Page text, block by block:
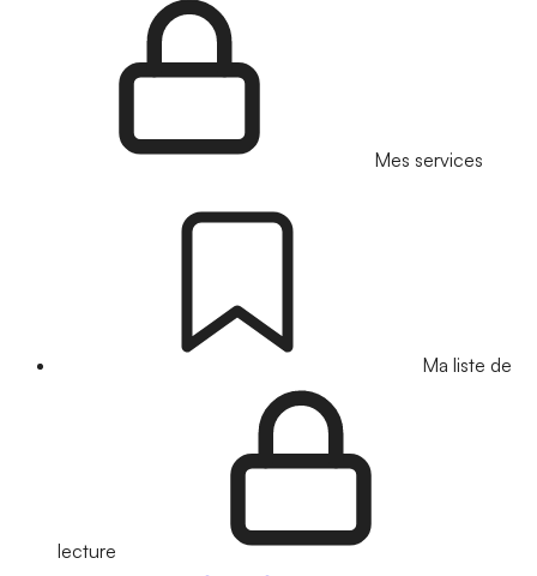
Mes services
Ma liste de
lecture